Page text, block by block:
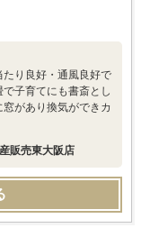
り良好・通風良好で
子育てにも書斎とし
があり換気ができカ
販売東大阪店